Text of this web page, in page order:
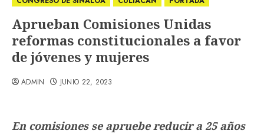
Aprueban Comisiones Unidas
reformas constitucionales a favor
de jóvenes y mujeres
ADMIN JUNIO 22, 2023
En comisiones se apruebe reducir a 25 años